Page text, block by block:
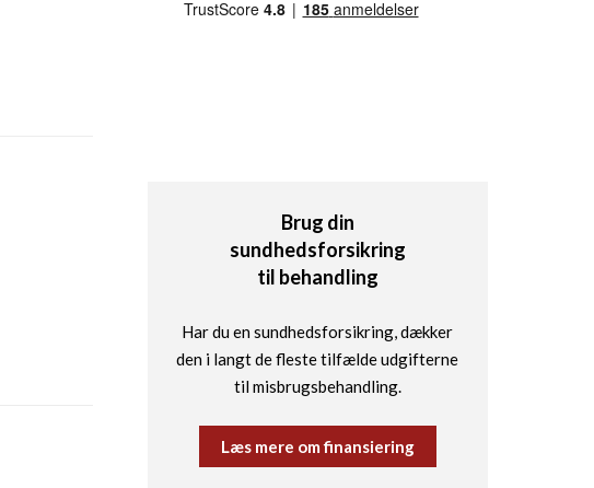
Brug din
sundhedsforsikring
til behandling
Har du en sundhedsforsikring, dækker
den i langt de fleste tilfælde udgifterne
til misbrugsbehandling.
Læs mere om finansiering